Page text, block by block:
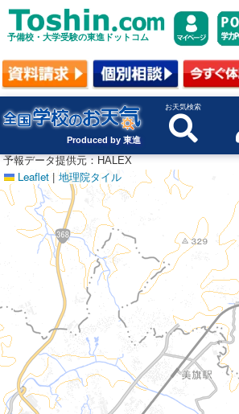
予備校・大学受験の東進ドットコム
Produced by 東進
お天気検索
Leaflet | 地理院タイル
予報データ提供元：HALEX